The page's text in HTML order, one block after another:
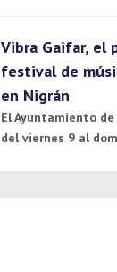
Vibra Gaifar, el
festival de
en Nigrán
El Ayuntamiento
del viernes 9 al